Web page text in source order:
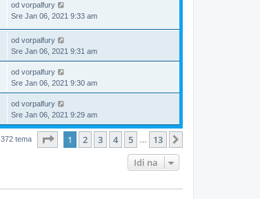
od vorpalfury
Sre Jan 06, 2021 9:33 am
od vorpalfury
Sre Jan 06, 2021 9:31 am
od vorpalfury
Sre Jan 06, 2021 9:30 am
od vorpalfury
Sre Jan 06, 2021 9:29 am
372 tema Stranica od 13
1 2 3 4 5 13
Idi na